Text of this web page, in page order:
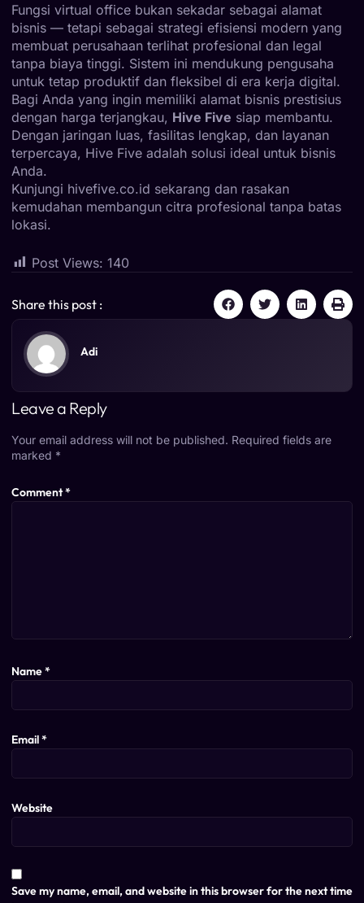
Fungsi virtual office bukan sekadar sebagai alamat
bisnis — tetapi sebagai strategi efisiensi modern yang
membuat perusahaan terlihat profesional dan legal
tanpa biaya tinggi. Sistem ini mendukung pengusaha
untuk tetap produktif dan fleksibel di era kerja digital.
Bagi Anda yang ingin memiliki alamat bisnis prestisius
dengan harga terjangkau, Hive Five siap membantu.
Dengan jaringan luas, fasilitas lengkap, dan layanan
terpercaya, Hive Five adalah solusi ideal untuk bisnis
Anda.
Kunjungi hivefive.co.id sekarang dan rasakan
kemudahan membangun citra profesional tanpa batas
lokasi.
Post Views: 140
Share this post :
Adi
Leave a Reply
Your email address will not be published. Required fields are
marked *
Comment*
Name*
Email*
Website
Save my name, email, and website in this browser for the next time